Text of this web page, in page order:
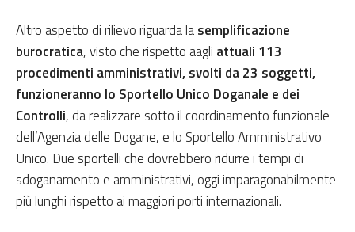
Altro aspetto di rilievo riguarda lasemplificazione
burocratica, visto che rispetto aagli attuali 113
procedimenti amministrativi, svolti da 23 soggetti,
funzioneranno lo Sportello Unico Doganale e dei
Controlli, da realizzare sotto il coordinamento funzionale
dell’Agenzia delle Dogane, e lo Sportello Amministrativo
Unico. Due sportelli che dovrebbero ridurre i tempi di
sdoganamento e amministrativi, oggi imparagonabilmente
più lunghi rispetto ai maggiori porti internazionali.